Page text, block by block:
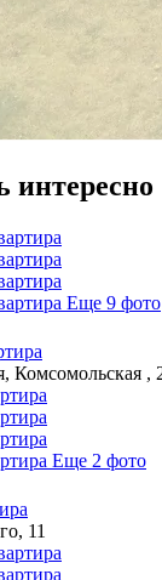
интересно
Еще 9 фото
Комсомольская ,
Еще 2 фото
11